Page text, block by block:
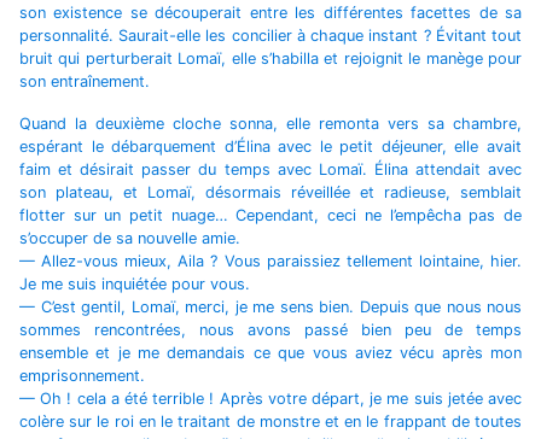
son existence se découperait entre les différentes facettes de sa
personnalité. Saurait-elle les concilier à chaque instant ? Évitant tout
bruit qui perturberait Lomaï, elle s’habilla et rejoignit le manège pour
son entraînement.
Quand la deuxième cloche sonna, elle remonta vers sa chambre,
espérant le débarquement d’Élina avec le petit déjeuner, elle avait
faim et désirait passer du temps avec Lomaï. Élina attendait avec
son plateau, et Lomaï, désormais réveillée et radieuse, semblait
flotter sur un petit nuage… Cependant, ceci ne l’empêcha pas de
s’occuper de sa nouvelle amie.
— Allez-vous mieux, Aila ? Vous paraissiez tellement lointaine, hier.
Je me suis inquiétée pour vous.
— C’est gentil, Lomaï, merci, je me sens bien. Depuis que nous nous
sommes rencontrées, nous avons passé bien peu de temps
ensemble et je me demandais ce que vous aviez vécu après mon
emprisonnement.
— Oh ! cela a été terrible ! Après votre départ, je me suis jetée avec
colère sur le roi en le traitant de monstre et en le frappant de toutes